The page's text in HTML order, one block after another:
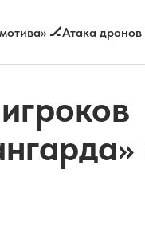
🏒Атака дронов